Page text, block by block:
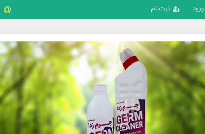
ورود ثبت‌نام